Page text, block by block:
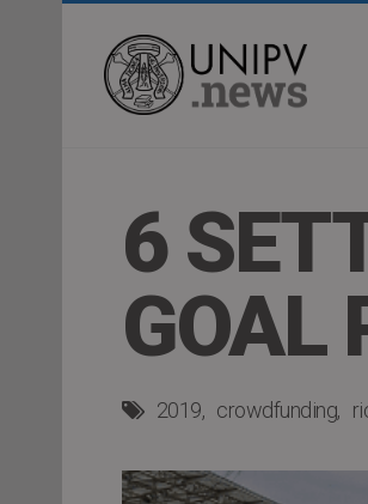
6
GOAL
2019 crowdfunding